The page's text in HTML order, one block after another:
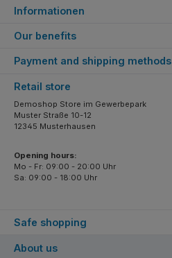
Informationen
Our benefits
Payment and shipping methods
Safe shopping
Retail store
Demoshop Store im Gewerbepark
Muster Straße 10-12
12345 Musterhausen
Opening hours:
Mo - Fr: 09:00 - 20:00 Uhr
Sa: 09:00 - 18:00 Uhr
About us